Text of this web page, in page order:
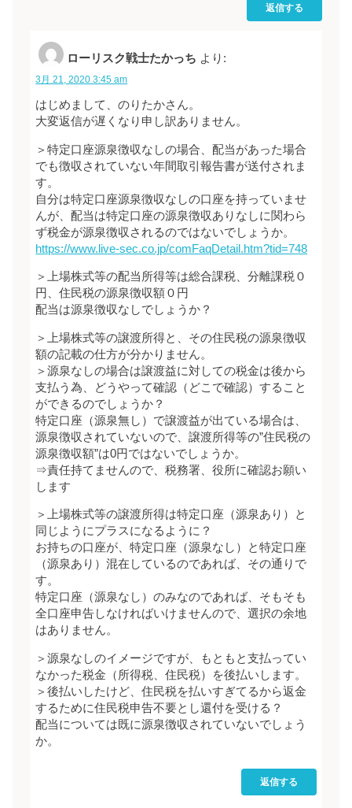
返信する
ローリスク戦士たかっち より:
3月 21, 2020 3:45 am
はじめまして、のりたかさん。
大変返信が遅くなり申し訳ありません。
＞特定口座源泉徴収なしの場合、配当があった場合
でも徴収されていない年間取引報告書が送付されま
す。
自分は特定口座源泉徴収なしの口座を持っていませ
んが、配当は特定口座の源泉徴収ありなしに関わら
ず税金が源泉徴収されるのではないでしょうか。
https://www.live-sec.co.jp/comFaqDetail.htm?tid=748
＞上場株式等の配当所得等は総合課税、分離課税０
円、住民税の源泉徴収額０円
配当は源泉徴収なしでしょうか？
＞上場株式等の譲渡所得と、その住民税の源泉徴収
額の記載の仕方が分かりません。
＞源泉なしの場合は譲渡益に対しての税金は後から
支払う為、どうやって確認（どこで確認）すること
ができるのでしょうか？
特定口座（源泉無し）で譲渡益が出ている場合は、
源泉徴収されていないので、譲渡所得等の”住民税の
源泉徴収額”は0円ではないでしょうか。
⇒責任持てませんので、税務署、役所に確認お願い
します
＞上場株式等の譲渡所得は特定口座（源泉あり）と
同じようにプラスになるように？
お持ちの口座が、特定口座（源泉なし）と特定口座
（源泉あり）混在しているのであれば、その通りで
す。
特定口座（源泉なし）のみなのであれば、そもそも
全口座申告しなければいけませんので、選択の余地
はありません。
＞源泉なしのイメージですが、もともと支払ってい
なかった税金（所得税、住民税）を後払いします。
＞後払いしたけど、住民税を払いすぎてるから返金
するために住民税申告不要とし還付を受ける？
配当については既に源泉徴収されていないでしょう
か。
返信する